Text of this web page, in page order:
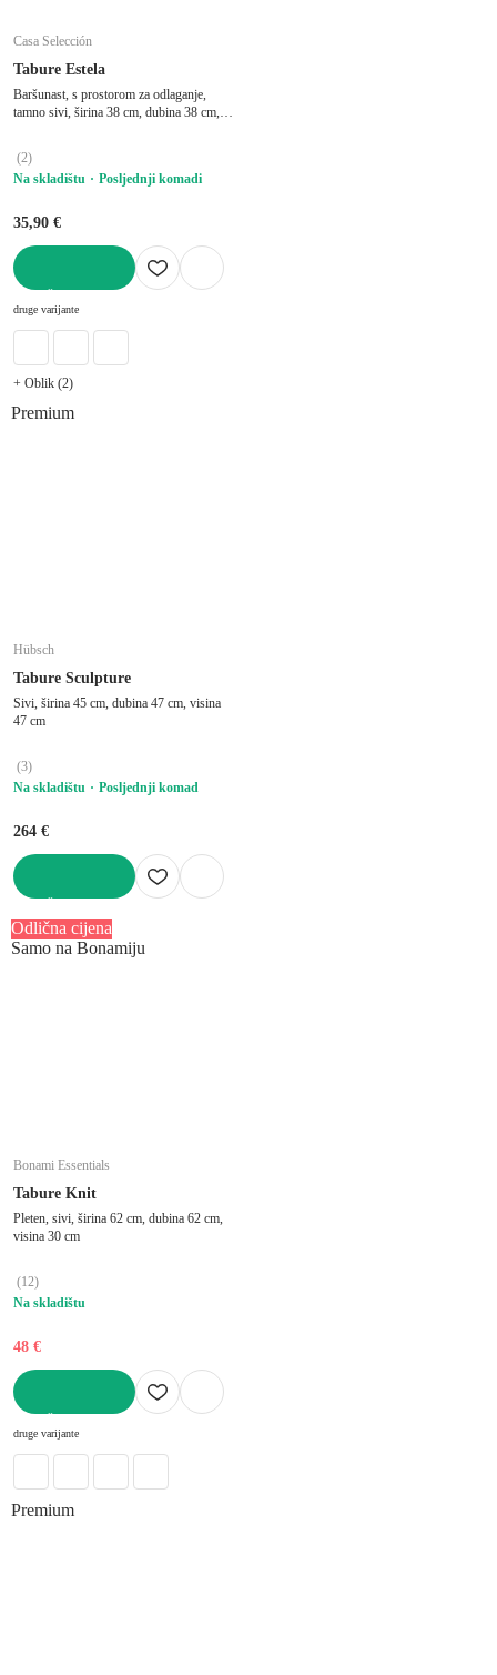
Casa Selección
Tabure Estela
Baršunast, s prostorom za odlaganje,
tamno sivi, širina 38 cm, dubina 38 cm,
(2)
Na skladištu
Posljednji komadi
35,90 €
druge varijante
+ Oblik (2)
Premium
Hübsch
Tabure Sculpture
Sivi, širina 45 cm, dubina 47 cm, visina
47 cm
(3)
Na skladištu
Posljednji komad
264 €
Odlična cijena
Samo na Bonamiju
Bonami Essentials
Tabure Knit
Pleten, sivi, širina 62 cm, dubina 62 cm,
visina 30 cm
(12)
Na skladištu
48 €
druge varijante
Premium